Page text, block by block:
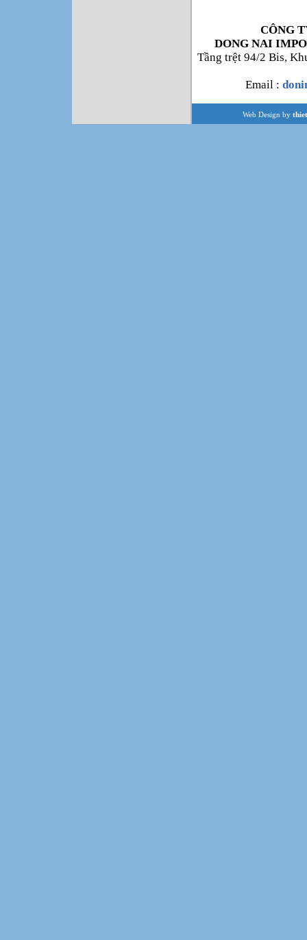
CÔNG
DONG NAI
Tầng trệt 94/2 Bis,
Email :
Web Design by